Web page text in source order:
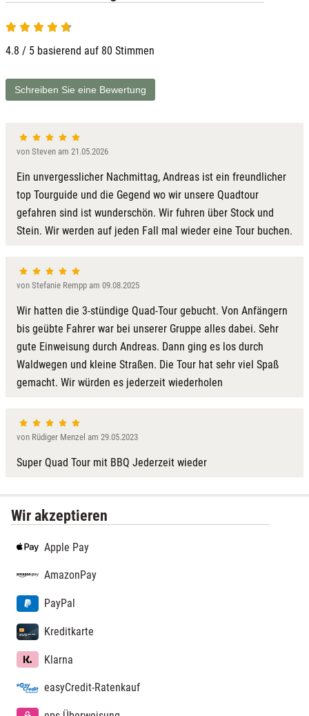
4.8 / 5 basierend auf 80 Stimmen
Schreiben Sie eine Bewertung
von Steven am 21.05.2026
Ein unvergesslicher Nachmittag, Andreas ist ein freundlicher
top Tourguide und die Gegend wo wir unsere Quadtour
gefahren sind ist wunderschön. Wir fuhren über Stock und
Stein. Wir werden auf jeden Fall mal wieder eine Tour buchen.
von Stefanie Rempp am 09.08.2025
Wir hatten die 3-stündige Quad-Tour gebucht. Von Anfängern
bis geübte Fahrer war bei unserer Gruppe alles dabei. Sehr
gute Einweisung durch Andreas. Dann ging es los durch
Waldwegen und kleine Straßen. Die Tour hat sehr viel Spaß
gemacht. Wir würden es jederzeit wiederholen
von Rüdiger Menzel am 29.05.2023
Super Quad Tour mit BBQ Jederzeit wieder
Wir akzeptieren
Apple Pay
AmazonPay
PayPal
Kreditkarte
Klarna
easyCredit-Ratenkauf